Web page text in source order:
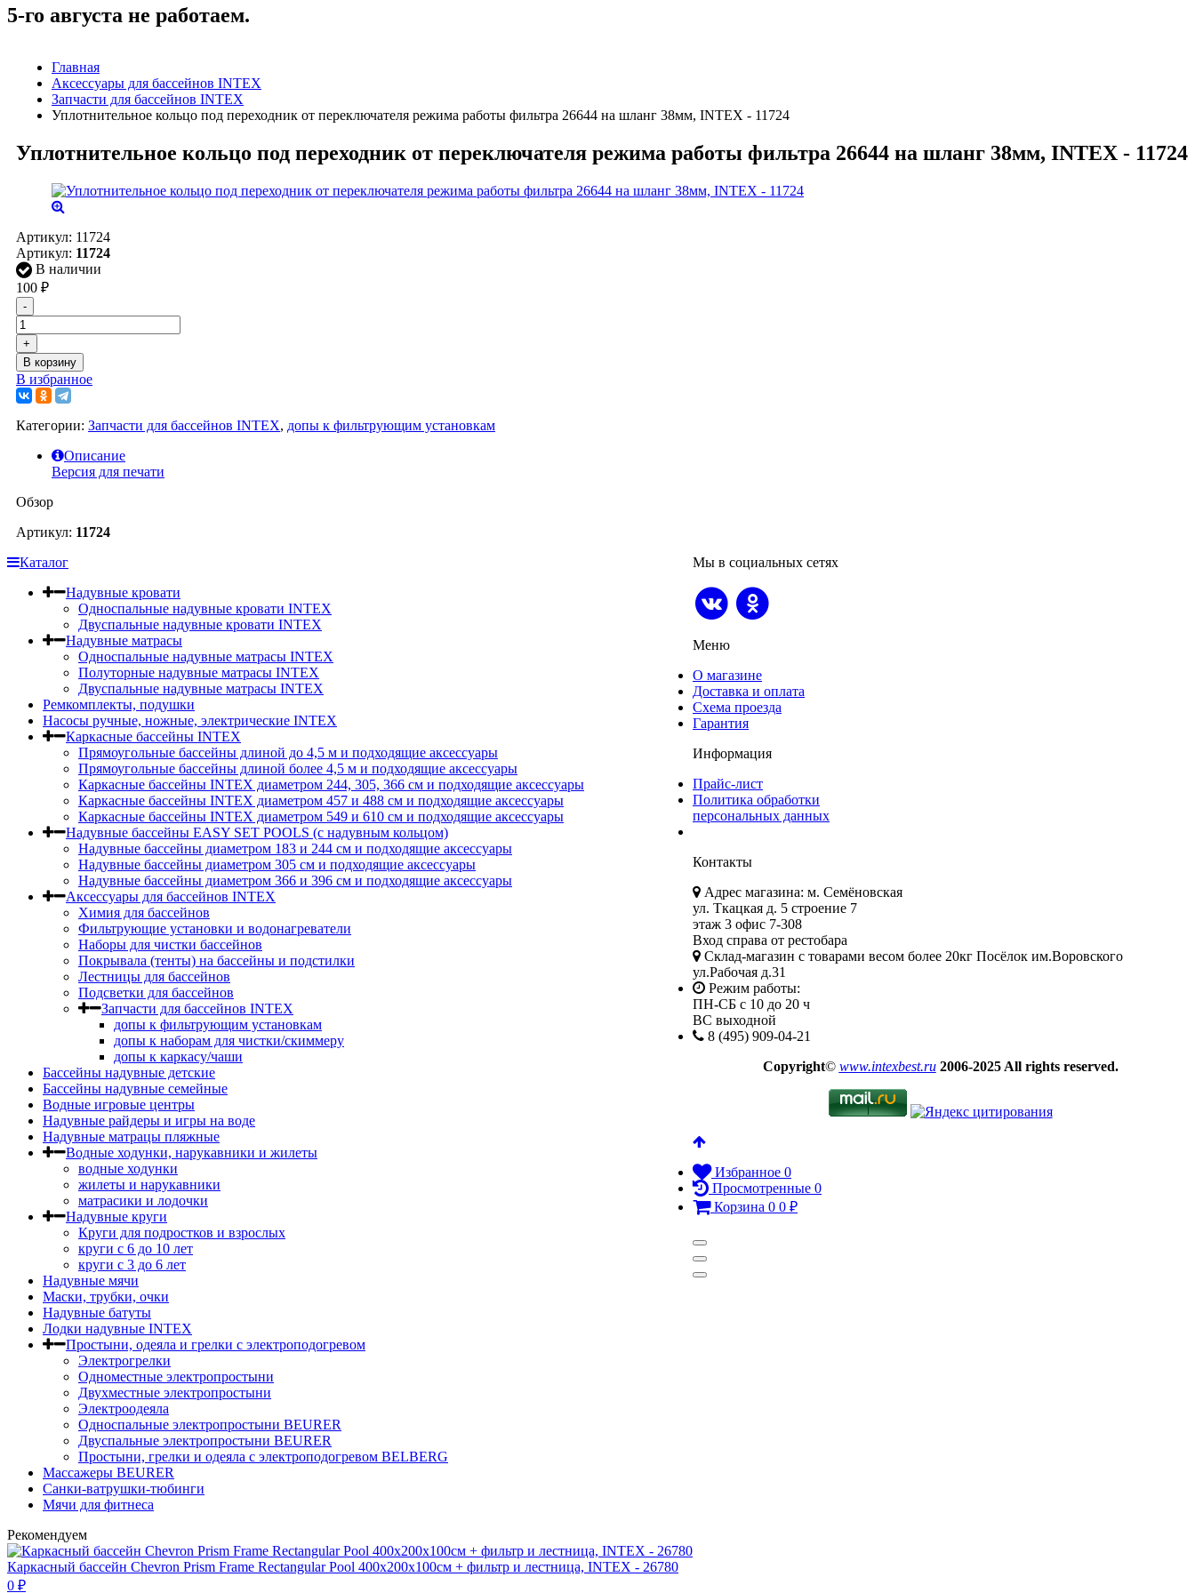
5-го августа не работаем.
Главная
Аксессуары для бассейнов INTEX
Запчасти для бассейнов INTEX
Уплотнительное кольцо под переходник от переключателя режима работы фильтра 26644 на шланг 38мм, INTEX - 11724
Уплотнительное кольцо под переходник от переключателя режима работы фильтра 26644 на шланг 38мм, INTEX - 11724
Артикул: 11724
Артикул: 11724
В наличии
100 ₽
-
+
В корзину
В избранное
Категории: Запчасти для бассейнов INTEX, допы к фильтрующим установкам
Описание
Версия для печати
Обзор
Артикул: 11724
Каталог
Надувные кровати
Односпальные надувные кровати INTEX
Двуспальные надувные кровати INTEX
Надувные матрасы
Односпальные надувные матрасы INTEX
Полуторные надувные матрасы INTEX
Двуспальные надувные матрасы INTEX
Ремкомплекты, подушки
Насосы ручные, ножные, электрические INTEX
Каркасные бассейны INTEX
Прямоугольные бассейны длиной до 4,5 м и подходящие аксессуары
Прямоугольные бассейны длиной более 4,5 м и подходящие аксессуары
Каркасные бассейны INTEX диаметром 244, 305, 366 см и подходящие аксессуары
Каркасные бассейны INTEX диаметром 457 и 488 cм и подходящие аксессуары
Каркасные бассейны INTEX диаметром 549 и 610 см и подходящие аксессуары
Надувные бассейны EASY SET POOLS (с надувным кольцом)
Надувные бассейны диаметром 183 и 244 см и подходящие аксессуары
Надувные бассейны диаметром 305 см и подходящие аксессуары
Надувные бассейны диаметром 366 и 396 см и подходящие аксессуары
Аксессуары для бассейнов INTEX
Химия для бассейнов
Фильтрующие установки и водонагреватели
Наборы для чистки бассейнов
Покрывала (тенты) на бассейны и подстилки
Лестницы для бассейнов
Подсветки для бассейнов
Запчасти для бассейнов INTEX
допы к фильтрующим установкам
допы к наборам для чистки/скиммеру
допы к каркасу/чаши
Бассейны надувные детские
Бассейны надувные семейные
Водные игровые центры
Надувные райдеры и игры на воде
Надувные матрацы пляжные
Водные ходунки, нарукавники и жилеты
водные ходунки
жилеты и нарукавники
матрасики и лодочки
Надувные круги
Круги для подростков и взрослых
круги с 6 до 10 лет
круги c 3 до 6 лет
Надувные мячи
Маски, трубки, очки
Надувные батуты
Лодки надувные INTEX
Простыни, одеяла и грелки с электроподогревом
Электрогрелки
Одноместные электропростыни
Двухместные электропростыни
Электроодеяла
Односпальные электропростыни BEURER
Двуспальные электропростыни BEURER
Простыни, грелки и одеяла с электроподогревом BELBERG
Массажеры BEURER
Санки-ватрушки-тюбинги
Мячи для фитнеса
Рекомендуем
Каркасный бассейн Chevron Prism Frame Rectangular Pool 400х200х100см + фильтр и лестница, INTEX - 26780
0 ₽
Мы в социальных сетях
Меню
О магазине
Доставка и оплата
Схема проезда
Гарантия
Информация
Прайс-лист
Политика обработки
персональных данных
Контакты
Адрес магазина: м. Семёновская
ул. Ткацкая д. 5 строение 7
этаж 3 офис 7-308
Вход справа от рестобара
Склад-магазин с товарами весом более 20кг Посёлок им.Воровского
ул.Рабочая д.31
Режим работы:
ПН-СБ с 10 до 20 ч
ВС выходной
8 (495) 909-04-21
Copyright© www.intexbest.ru2006-2025 All rights reserved.
Избранное 0
Просмотренные 0
Корзина 0 0 ₽